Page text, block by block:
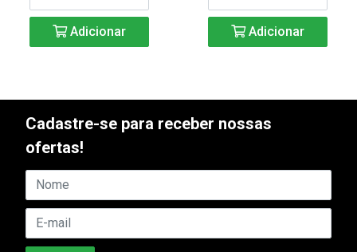
Adicionar Adicionar
Cadastre-se para receber nossas
ofertas!